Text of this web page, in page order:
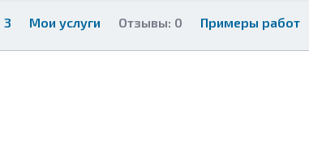
3 Мои услуги Отзывы: 0 Примеры работ